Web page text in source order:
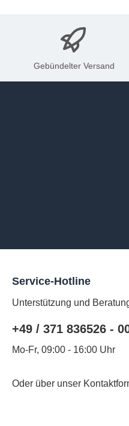
Gebündelter Versand
Service-Hotline
Unterstützung und
+49 / 371 836526 -
Mo-Fr, 09:00 - 16:00 Uhr
Oder über unser